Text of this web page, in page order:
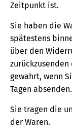
Zeitpunkt ist.
Sie haben die
spätestens
über den
gewahrt, wenn
Tagen absenden.
Sie tragen die
der Waren.